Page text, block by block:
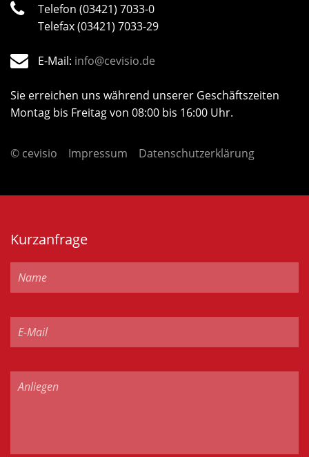
Telefon (03421) 7033-0
Telefax (03421) 7033-29
E-Mail: info@cevisio.de
Sie erreichen uns während unserer Geschäftszeiten
Montag bis Freitag von 08:00 bis 16:00 Uhr.
© cevisio Impressum Datenschutzerklärung
Kurzanfrage